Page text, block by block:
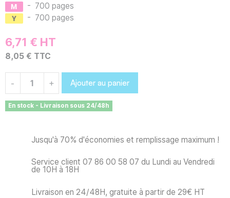
- 700 pages
- 700 pages
6,71 € HT
8,05 € TTC
- + Ajouter au panier
En stock - Livraison sous 24/48h
Jusqu'à 70% d'économies et remplissage maximum !
Service client 07 86 00 58 07 du Lundi au Vendredi
de 10H à 18H
Livraison en 24/48H, gratuite à partir de 29€ HT